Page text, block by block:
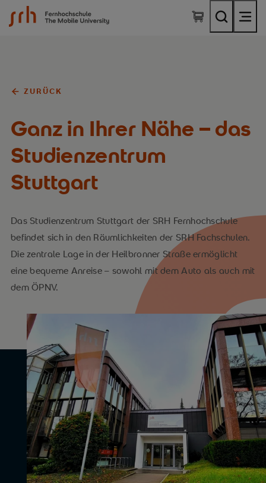
SRH Fernhochschule - The Mobile University
ZURÜCK
Ganz in Ihrer Nähe – das
Studienzentrum
Stuttgart
Das Studienzentrum Stuttgart der SRH Fernhochschule
befindet sich in den Räumlichkeiten der SRH Fachschulen.
Die zentrale Lage in der Heilbronner Straße ermöglicht
eine bequeme Anreise – sowohl mit dem Auto als auch mit
dem ÖPNV.